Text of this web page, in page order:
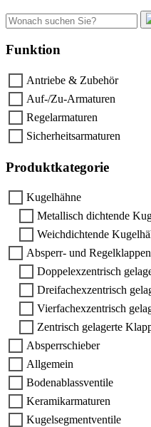
Suchen
nach:
Funktion
Antriebe & Zubehör
Auf-/Zu-Armaturen
Regelarmaturen
Sicherheitsarmaturen
Produktkategorie
Kugelhähne
Metallisch dichtende
Weichdichtende
Absperr- und Regelklappen
Doppelexzentrisch
Dreifachexzentrisch
Vierfachexzentrisch
Zentrisch gelagerte
Absperrschieber
Allgemein
Bodenablassventile
Keramikarmaturen
Kugelsegmentventile